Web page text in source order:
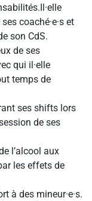
coaché·e·s et
son CdS.
de ses
qui il·elle
temps de
ses shifts lors
de ses
l’alcool aux
les effets de
à des mineur·e·s.